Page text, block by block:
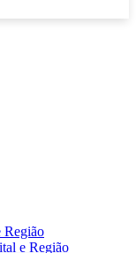
Região
e Região